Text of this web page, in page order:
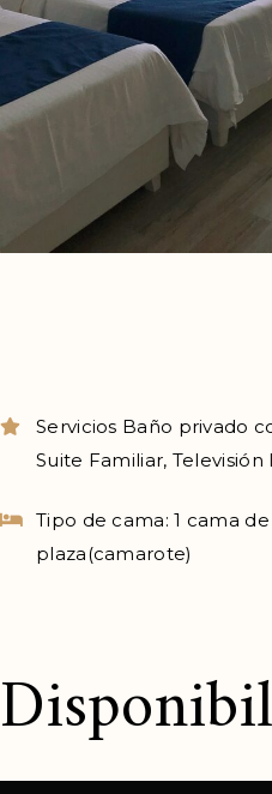
Servicios Baño privado
Suite Familiar, Televisión
Tipo de cama: 1 cama
plaza(camarote)